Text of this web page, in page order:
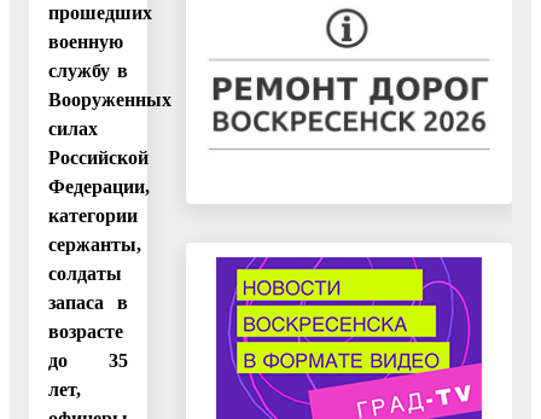
прошедших
военную
службу в
Вооруженных
силах
Российской
Федерации,
категории
сержанты,
солдаты
запаса в
возрасте
до 35
лет,